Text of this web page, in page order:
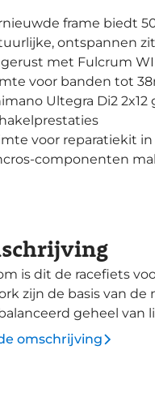
frame biedt
ontspannen
met Fulcrum
voor banden tot
Ultegra Di2
voor reparatiekit
componenten
racefiets voor jou? Het HMF carbon frame en de
zijn de basis van
geheel van
slanke
omschrijving